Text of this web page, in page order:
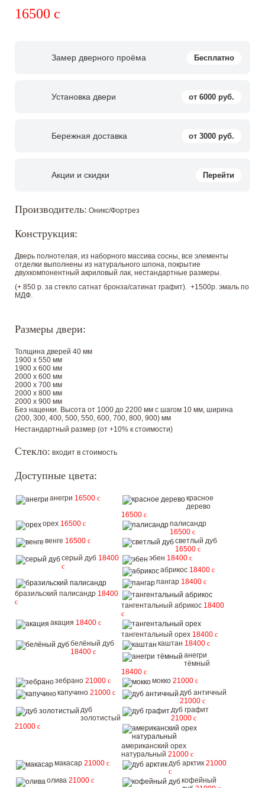
16500 c
Замер дверного проёма Бесплатно
Установка двери от 6000 руб.
Бережная доставка от 3000 руб.
Акции и скидки Перейти
Производитель: Оникс/Фортрез
Конструкция:
Дверь полнотелая, из наборного массива сосны, все элементы
отделки выполнены из натурального шпона, покрытие
двухкомпонентный акриловый лак, нестандартные размеры.
(+ 850 р. за стекло сатнат бронза/сатинат графит). +1500р. эмаль по
МДФ.
Размеры двери:
Толщина дверей 40 мм
1900 х 550 мм
1900 х 600 мм
2000 х 600 мм
2000 х 700 мм
2000 х 800 мм
2000 х 900 мм
Без наценки. Высота от 1000 до 2200 мм с шагом 10 мм, ширина
(200, 300, 400, 500, 550, 600, 700, 800, 900) мм
Нестандартный размер (от +10% к стоимости)
Стекло: входит в стоимость
Доступные цвета:
анегри 16500 c
красное
дерево
16500 c
орех 16500 c
палисандр
16500 c
венге 16500 c
светлый дуб
16500 c
серый дуб 18400
c
эбен 18400 c
абрикос 18400 c
бразильский палисандр 18400
c
пангар 18400 c
тангентальный абрикос 18400
c
акация 18400 c
тангентальный орех 18400 c
белёный дуб
18400 c
каштан 18400 c
анегри
тёмный
18400 c
зебрано 21000 c мокко 21000 c
капучино 21000 c
дуб античный
21000 c
дуб
золотистый
21000 c
дуб графит
21000 c
американский орех
натуральный 21000 c
макасар 21000 c дуб арктик 21000
c
олива 21000 c
кофейный